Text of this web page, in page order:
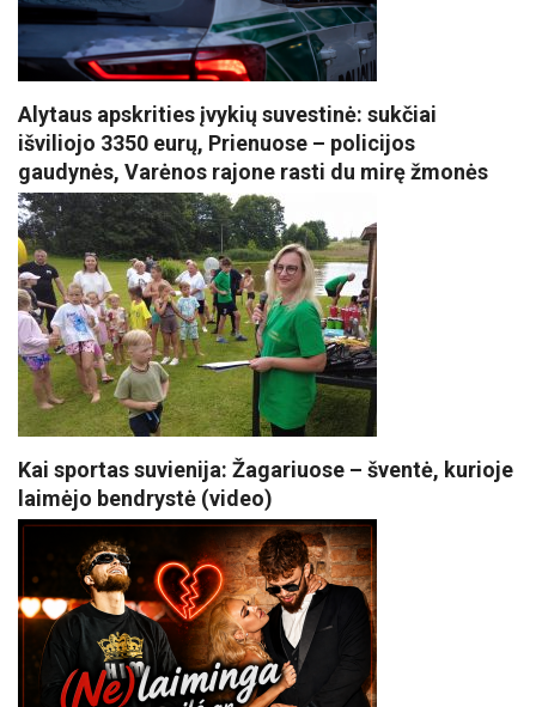
Alytaus apskrities įvykių suvestinė: sukčiai
išviliojo 3350 eurų, Prienuose – policijos
gaudynės, Varėnos rajone rasti du mirę žmonės
Kai sportas suvienija: Žagariuose – šventė, kurioje
laimėjo bendrystė (video)